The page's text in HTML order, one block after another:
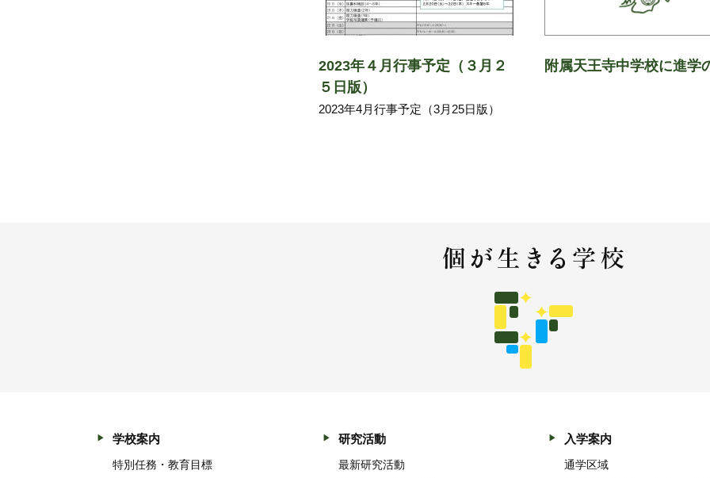
2023年４月行事予定（３月２
５日版）
2023年4月行事予定（3月25日版）
附属天王寺中学校に進学
学校案内
特別任務・教育目標
研究活動
最新研究活動
入学案内
通学区域